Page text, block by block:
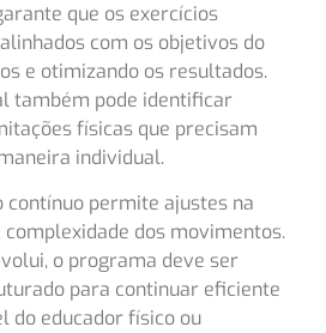
que os exercícios
com os objetivos do
e otimizando os resultados.
também pode identificar
físicas que precisam
individual.
contínuo permite ajustes na
complexidade dos movimentos.
o programa deve ser
para continuar eficiente
do educador físico ou